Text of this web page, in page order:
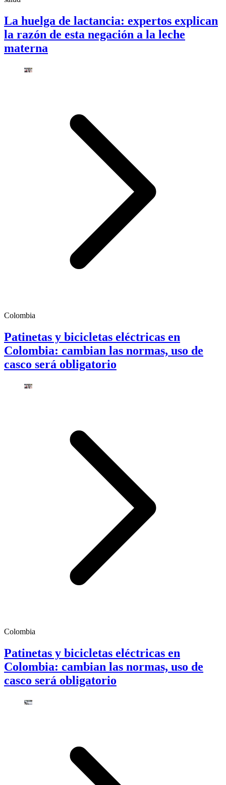
La huelga de lactancia: expertos explican
la razón de esta negación a la leche
materna
Colombia
Patinetas y bicicletas eléctricas en
Colombia: cambian las normas, uso de
casco será obligatorio
Colombia
Patinetas y bicicletas eléctricas en
Colombia: cambian las normas, uso de
casco será obligatorio